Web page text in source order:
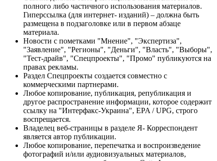
полного либо частичного использования материалов.
Гиперссылка (для интернет- изданий) – должна быть
размещена в подзаголовке или в первом абзаце
материала.
Новости с пометками "Мнение", "Экспертиза",
"Заявление", "Регионы", "Деньги", "Власть", "Выборы",
"Тест-драйв", "Спецпроекты", "Промо" публикуются на
правах рекламы.
Раздел Спецпроекты создается совместно с
коммерческими партнерами.
Любое копирование, публикация, републикация и
другое распространение информации, которое содержит
ссылку на "Интерфакс-Украина", EPA / UPG, строго
воспрещается.
Владелец веб-страницы в разделе Я- Корреспондент
является автор публикации.
Любое копирование, перепечатка и воспроизведение
фотографий и/или аудиовизуальных материалов,